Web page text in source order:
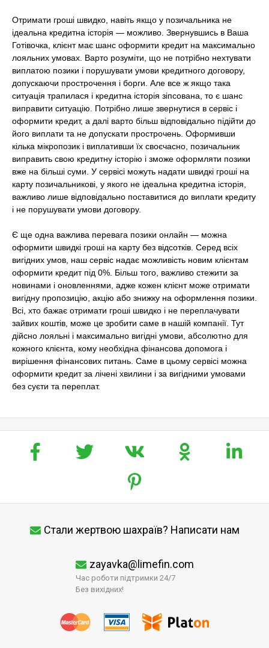
Отримати гроші швидко, навіть якщо у позичальника не
ідеальна кредитна історія — можливо. Звернувшись в Ваша
Готівочка, клієнт має шанс оформити кредит на максимально
лояльних умовах. Варто розуміти, що не потрібно нехтувати
виплатою позики і порушувати умови кредитного договору,
допускаючи прострочення і борги. Але все ж якщо така
ситуація трапилася і кредитна історія зіпсована, то є шанс
виправити ситуацію. Потрібно лише звернутися в сервіс і
оформити кредит, а далі варто більш відповідально підійти до
його виплати та не допускати прострочень. Оформивши
кілька мікропозик і виплативши їх своєчасно, позичальник
виправить свою кредитну історію і зможе оформляти позики
вже на більші суми. У сервісі можуть надати швидкі гроші на
карту позичальникові, у якого не ідеальна кредитна історія,
важливо лише відповідально поставитися до виплати кредиту
і не порушувати умови договору.
Є ще одна важлива перевага позики онлайн — можна
оформити швидкі гроші на карту без відсотків. Серед всіх
вигідних умов, наш сервіс надає можливість новим клієнтам
оформити кредит під 0%. Більш того, важливо стежити за
новинами і оновленнями, адже кожен клієнт може отримати
вигідну пропозицію, акцію або знижку на оформлення позики.
Всі, хто бажає отримати гроші швидко і не переплачувати
зайвих коштів, може це зробити саме в нашій компанії. Тут
дійсно лояльні і максимально вигідні умови, абсолютно для
кожного клієнта, кому необхідна фінансова допомога і
вирішення фінансових питань. Саме в цьому сервісі можна
оформити кредит за лічені хвилини і за вигідними умовами
без суєти та переплат.
Стали жертвою шахраїв? Написати нам
zayavka@limefin.com
Час роботи підтримки 24/7
Без вихідних!